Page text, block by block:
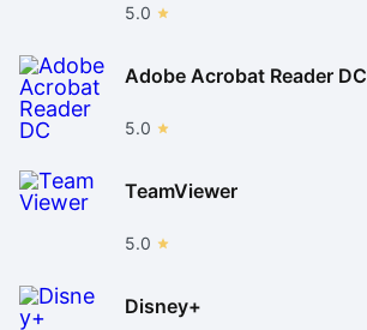
5.0
Adobe Acrobat Reader DC
5.0
TeamViewer
5.0
Disney+